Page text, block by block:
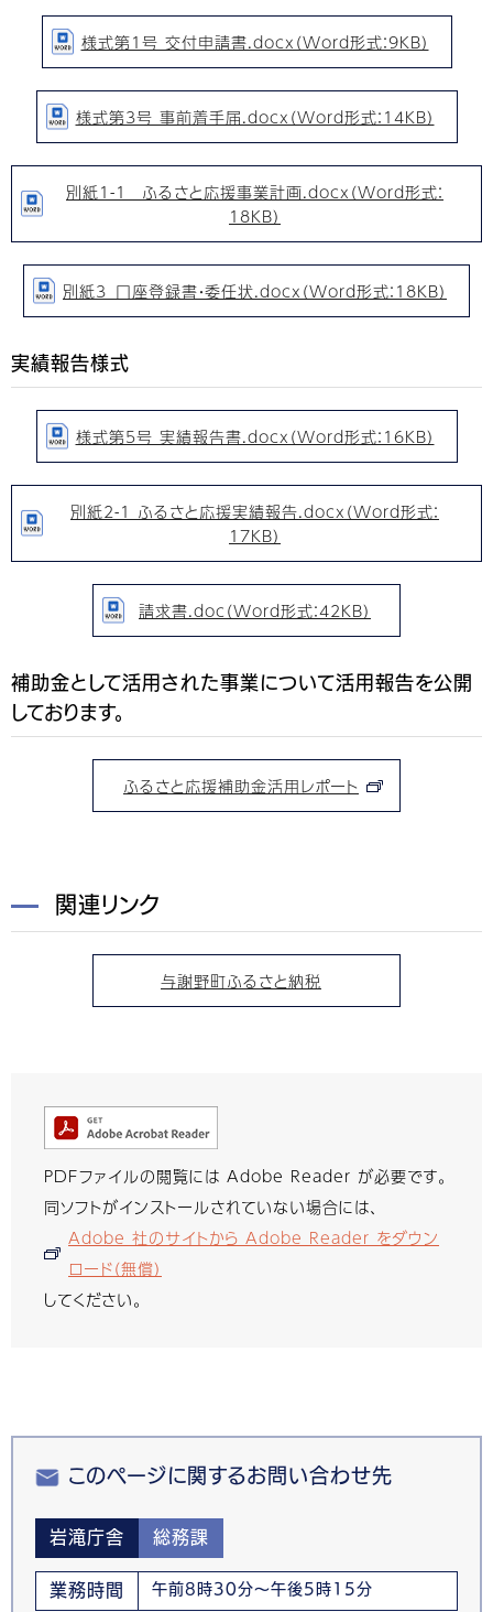
様式第1号 交付申請書.docx（Word形式：9KB）
様式第3号 事前着手届.docx（Word形式：14KB）
別紙1-1 _ふるさと応援事業計画.docx（Word形式：
18KB）
別紙3_口座登録書・委任状.docx（Word形式：18KB）
実績報告様式
様式第5号 実績報告書.docx（Word形式：16KB）
別紙2-1 ふるさと応援実績報告.docx（Word形式：
17KB）
請求書.doc（Word形式：42KB）
補助金として活用された事業について活用報告を公開
しております。
ふるさと応援補助金活用レポート
関連リンク
与謝野町ふるさと納税
PDFファイルの閲覧には Adobe Reader が必要です。
同ソフトがインストールされていない場合には、
Adobe 社のサイトから Adobe Reader をダウン
ロード（無償）
してください。
このページに関するお問い合わせ先
岩滝庁舎 総務課
業務時間 午前8時30分～午後5時15分